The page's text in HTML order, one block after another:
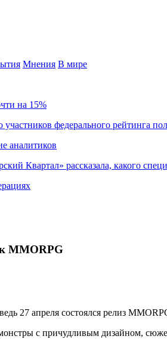
Мнения В мире
на 15%
федерального рейтинга
аналитиков
Квартал» рассказала, какого
MMORPG
27 апреля состоялся релиз
с причудливым дизайном,